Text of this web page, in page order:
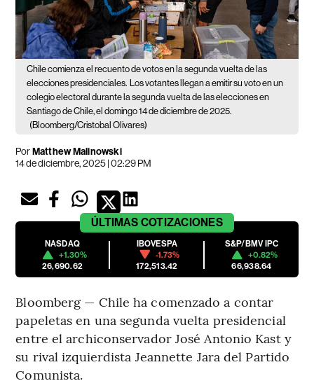
Chile comienza el recuento de votos en la segunda vuelta de las
elecciones presidenciales.
Los votantes llegan a emitir su voto en un
colegio electoral durante la segunda vuelta de las elecciones en
Santiago de Chile, el domingo 14 de diciembre de 2025.
(Bloomberg/Cristobal Olivares)
PorMatthew Malinowski
14 de diciembre, 2025 | 02:29 PM
ÚLTIMAS COTIZACIONES
NASDAQ
+1.30%
26,690.62
IBOVESPA
-1.73%
172,513.42
S&P/BMV IPC
+0.82%
66,938.64
Bloomberg — Chile ha comenzado a contar
papeletas en una segunda vuelta presidencial
entre el archiconservador José Antonio Kast y
su rival izquierdista Jeannette Jara del Partido
Comunista.